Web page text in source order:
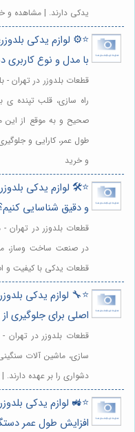
یدکی دارند. | مشاهده و
⭐️⚙️ لوازم یدکی
با مدل و نوع کاربری
قطعات بلدوزر در تهران
راه سازی، قلب تپنده ی
صحیح و به موقع از این
طول عمر، کارایی و
و خرید
⭐️🛠️ لوازم یدکی
و دقیق شناسایی
قطعات بلدوزر در تهران
در صنعت ساخت وساز،
قطعات یدکی با کیفیت و
⭐️🔧 لوازم یدکی
اصلی برای جلوگیری
قطعات بلدوزر در تهران -
سازی، ماشین آلات
دشواری را بر عهده
⭐️🚜 لوازم یدکی
افزایش طول عمر